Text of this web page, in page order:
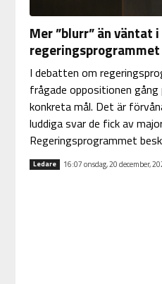
Mer ”blurr” än väntat i
regeringsprogrammet
I debatten om
frågade oppositionen
konkreta mål. Det är
luddiga svar de fick av
Regeringsprogrammet
Ledare 16:07 onsdag, 20 december,